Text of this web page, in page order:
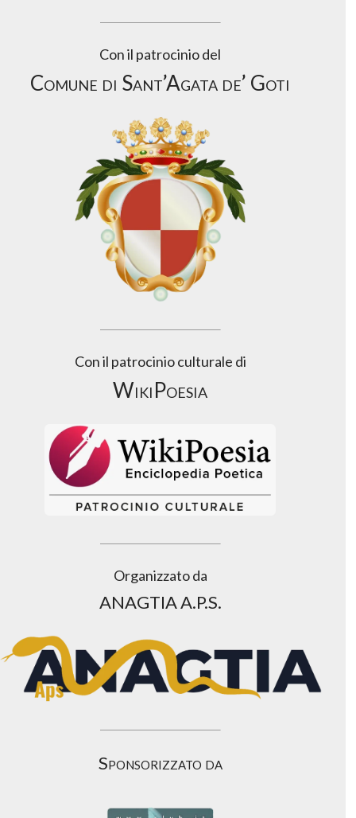
Con il patrocinio del
Comune di Sant’Agata de’ Goti
Con il patrocinio culturale di
WikiPoesia
Organizzato da
ANAGTIA A.P.S.
Sponsorizzato da